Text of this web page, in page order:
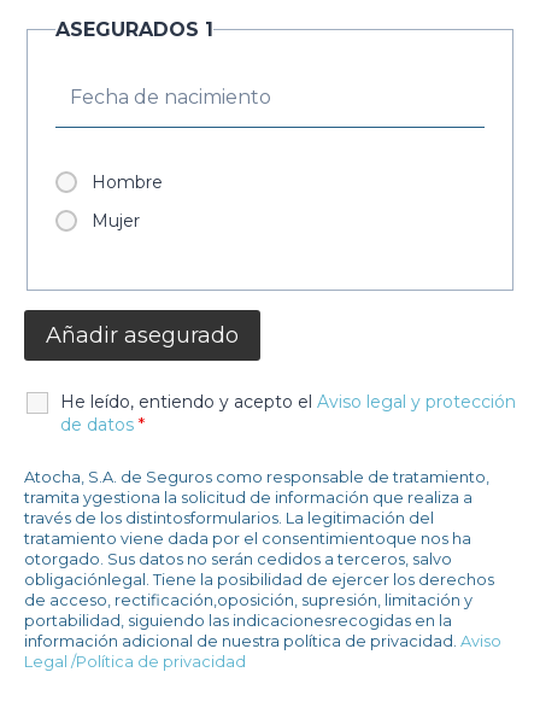
ASEGURADOS 1
Hombre
Mujer
Añadir asegurado
He leído, entiendo y acepto el Aviso legal y protección
de datos *
Atocha, S.A. de Seguros como responsable de tratamiento,
tramita ygestiona la solicitud de información que realiza a
través de los distintosformularios. La legitimación del
tratamiento viene dada por el consentimientoque nos ha
otorgado. Sus datos no serán cedidos a terceros, salvo
obligaciónlegal. Tiene la posibilidad de ejercer los derechos
de acceso, rectificación,oposición, supresión, limitación y
portabilidad, siguiendo las indicacionesrecogidas en la
información adicional de nuestra política de privacidad. Aviso
Legal /Política de privacidad